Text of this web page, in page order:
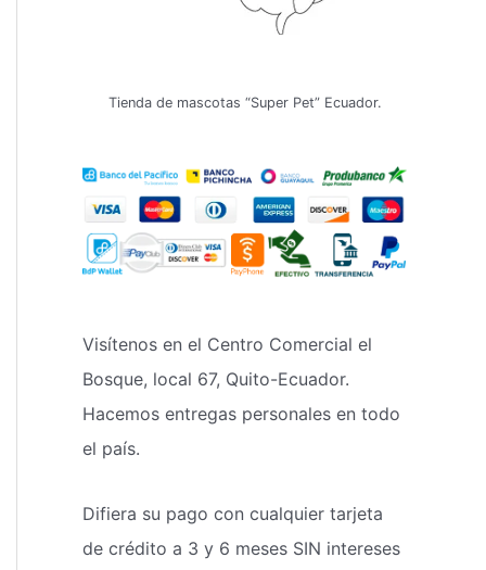
Tienda de mascotas “Super Pet” Ecuador.
Visítenos en el Centro Comercial el
Bosque, local 67, Quito-Ecuador.
Hacemos entregas personales en todo
el país.
Difiera su pago con cualquier tarjeta
de crédito a 3 y 6 meses SIN intereses